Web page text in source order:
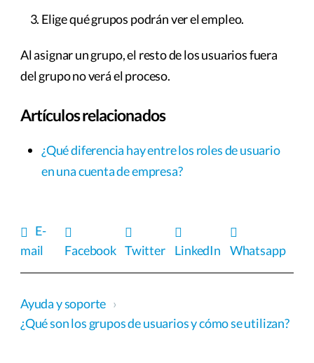
Elige qué grupos podrán ver el empleo.
Al asignar un grupo, el resto de los usuarios fuera
del grupo no verá el proceso.
Artículos relacionados
¿Qué diferencia hay entre los roles de usuario
en una cuenta de empresa?
E-
mail
Facebook Twitter LinkedIn Whatsapp
Ayuda y soporte ›
¿Qué son los grupos de usuarios y cómo se utilizan?